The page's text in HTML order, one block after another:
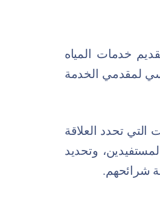
خدمات المياه
لمقدمي الخدمة
التي تحدد العلاقة
وتحديد
شرائحهم.